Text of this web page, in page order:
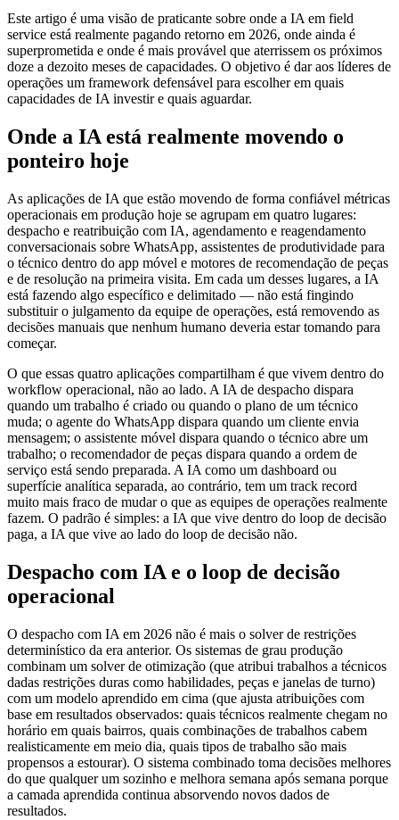
Este artigo é uma visão de praticante sobre onde a IA em field
service está realmente pagando retorno em 2026, onde ainda é
superprometida e onde é mais provável que aterrissem os próximos
doze a dezoito meses de capacidades. O objetivo é dar aos líderes de
operações um framework defensável para escolher em quais
capacidades de IA investir e quais aguardar.
Onde a IA está realmente movendo o
ponteiro hoje
As aplicações de IA que estão movendo de forma confiável métricas
operacionais em produção hoje se agrupam em quatro lugares:
despacho e reatribuição com IA, agendamento e reagendamento
conversacionais sobre WhatsApp, assistentes de produtividade para
o técnico dentro do app móvel e motores de recomendação de peças
e de resolução na primeira visita. Em cada um desses lugares, a IA
está fazendo algo específico e delimitado — não está fingindo
substituir o julgamento da equipe de operações, está removendo as
decisões manuais que nenhum humano deveria estar tomando para
começar.
O que essas quatro aplicações compartilham é que vivem dentro do
workflow operacional, não ao lado. A IA de despacho dispara
quando um trabalho é criado ou quando o plano de um técnico
muda; o agente do WhatsApp dispara quando um cliente envia
mensagem; o assistente móvel dispara quando o técnico abre um
trabalho; o recomendador de peças dispara quando a ordem de
serviço está sendo preparada. A IA como um dashboard ou
superfície analítica separada, ao contrário, tem um track record
muito mais fraco de mudar o que as equipes de operações realmente
fazem. O padrão é simples: a IA que vive dentro do loop de decisão
paga, a IA que vive ao lado do loop de decisão não.
Despacho com IA e o loop de decisão
operacional
O despacho com IA em 2026 não é mais o solver de restrições
determinístico da era anterior. Os sistemas de grau produção
combinam um solver de otimização (que atribui trabalhos a técnicos
dadas restrições duras como habilidades, peças e janelas de turno)
com um modelo aprendido em cima (que ajusta atribuições com
base em resultados observados: quais técnicos realmente chegam no
horário em quais bairros, quais combinações de trabalhos cabem
realisticamente em meio dia, quais tipos de trabalho são mais
propensos a estourar). O sistema combinado toma decisões melhores
do que qualquer um sozinho e melhora semana após semana porque
a camada aprendida continua absorvendo novos dados de
resultados.